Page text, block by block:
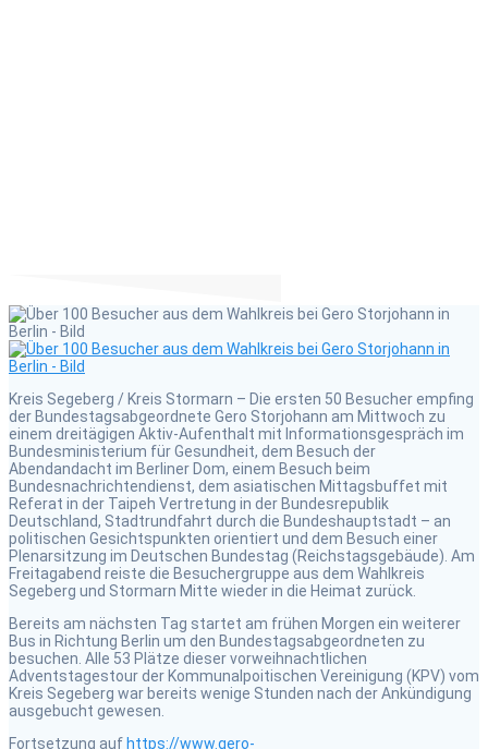
Kreis Segeberg / Kreis Stormarn – Die ersten 50 Besucher empfing
der Bundestagsabgeordnete Gero Storjohann am Mittwoch zu
einem dreitägigen Aktiv-Aufenthalt mit Informationsgespräch im
Bundesministerium für Gesundheit, dem Besuch der
Abendandacht im Berliner Dom, einem Besuch beim
Bundesnachrichtendienst, dem asiatischen Mittagsbuffet mit
Referat in der Taipeh Vertretung in der Bundesrepublik
Deutschland, Stadtrundfahrt durch die Bundeshauptstadt – an
politischen Gesichtspunkten orientiert und dem Besuch einer
Plenarsitzung im Deutschen Bundestag (Reichstagsgebäude). Am
Freitagabend reiste die Besuchergruppe aus dem Wahlkreis
Segeberg und Stormarn Mitte wieder in die Heimat zurück.
Bereits am nächsten Tag startet am frühen Morgen ein weiterer
Bus in Richtung Berlin um den Bundestagsabgeordneten zu
besuchen. Alle 53 Plätze dieser vorweihnachtlichen
Adventstagestour der Kommunalpoitischen Vereinigung (KPV) vom
Kreis Segeberg war bereits wenige Stunden nach der Ankündigung
ausgebucht gewesen.
Fortsetzung auf https://www.gero-